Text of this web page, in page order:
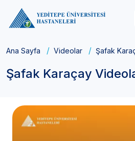
Ana Sayfa Videolar Şafak
Şafak Karaçay